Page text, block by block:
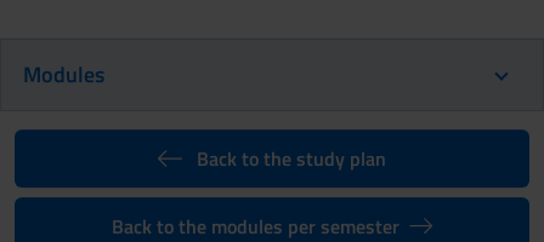
Modules
Back to the study plan
Back to the modules per semester